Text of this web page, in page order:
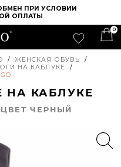
ПРИ УСЛОВИИ
ОПЛАТЫ
0
/ ЖЕНСКАЯ ОБУВЬ
/
НА КАБЛУКЕ
/
НА КАБЛУКЕ
ЦВЕТ ЧЕРНЫЙ